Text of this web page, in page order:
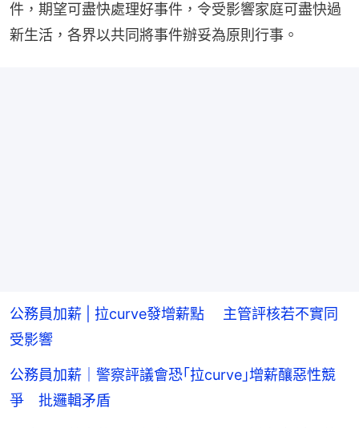
件，期望可盡快處理好事件，令受影響家庭可盡快過
新生活，各界以共同將事件辦妥為原則行事。
公務員加薪 | 拉curve發增薪點 主管評核若不實同
受影響
公務員加薪｜警察評議會恐｢拉curve｣增薪釀惡性競
爭 批邏輯矛盾